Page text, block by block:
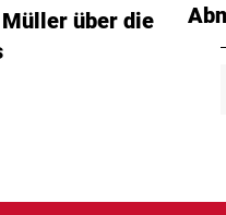
über die